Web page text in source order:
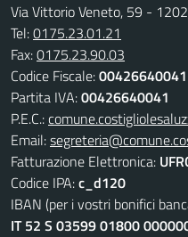
Via Vittorio Veneto, 59 -
Tel:0175.23.01.21
Fax:0175.23.90.03
Codice Fiscale:00426640041
Partita IVA:00426640041
P.E.C.:
Email:
Fatturazione Elettronica:
Codice IPA:c_d120
IBAN (per i vostri bonifici
IT 52 S 03599 01800